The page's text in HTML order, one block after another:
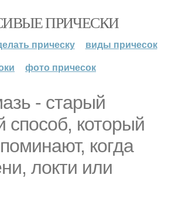
ПРИЧЕСКИ
прическу
виды причесок
фото причесок
- старый
который
когда
локти или